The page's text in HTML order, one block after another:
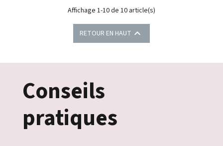
Affichage 1-10 de 10 article(s)
RETOUR EN HAUT 
Conseils
pratiques